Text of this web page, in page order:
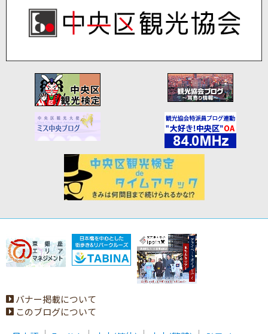
バナー掲載について
このブログについて